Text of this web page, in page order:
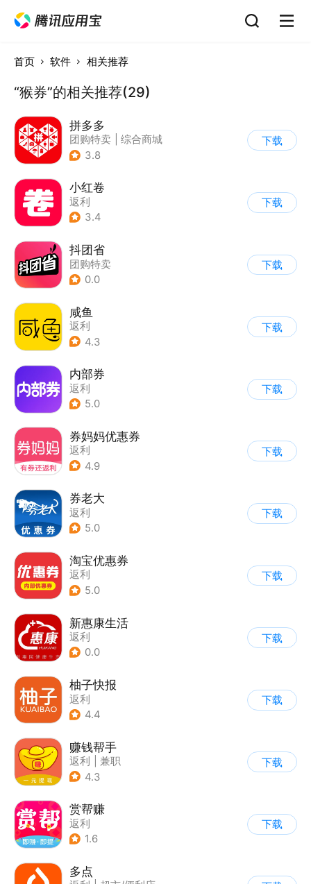
首页 软件 相关推荐
“猴券”的相关推荐(29)
拼多多
团购特卖
综合商城
3.8
下载
小红卷
返利
3.4
下载
抖团省
团购特卖
0.0
下载
咸鱼
返利
4.3
下载
内部券
返利
5.0
下载
券妈妈优惠券
返利
4.9
下载
券老大
返利
5.0
下载
淘宝优惠券
返利
5.0
下载
新惠康生活
返利
0.0
下载
柚子快报
返利
4.4
下载
赚钱帮手
返利
兼职
4.3
下载
赏帮赚
返利
1.6
下载
多点